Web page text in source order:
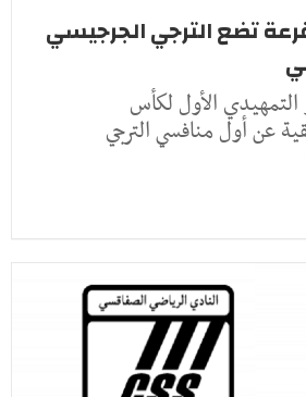
تضع الترجي الجرجيسي
الأول لكأس
عن أول منافسي الترجي